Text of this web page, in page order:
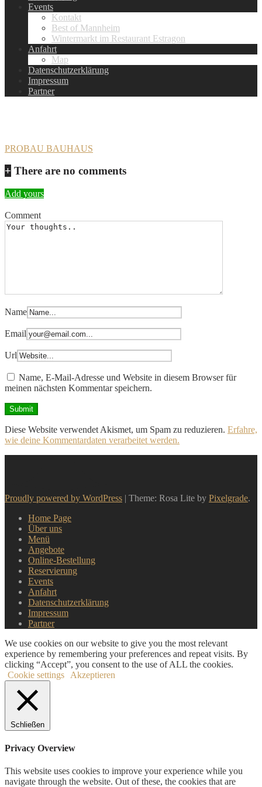
Events
Kontakt
Best of Mannheim
Wintermarkt im Restaurant Estragon
Anfahrt
Map
Datenschutzerklärung
Impressum
Partner
PROBAU BAUHAUS
+ There are no comments
Add yours
Comment
Name
Email
Url
Name, E-Mail-Adresse und Website in diesem Browser für
meinen nächsten Kommentar speichern.
Diese Website verwendet Akismet, um Spam zu reduzieren. Erfahre,
wie deine Kommentardaten verarbeitet werden.
Proudly powered by WordPress | Theme: Rosa Lite by Pixelgrade.
Home Page
Über uns
Menü
Angebote
Online-Bestellung
Reservierung
Events
Anfahrt
Datenschutzerklärung
Impressum
Partner
We use cookies on our website to give you the most relevant
experience by remembering your preferences and repeat visits. By
clicking “Accept”, you consent to the use of ALL the cookies.
Cookie settings
Akzeptieren
Schließen
Privacy Overview
This website uses cookies to improve your experience while you
navigate through the website. Out of these, the cookies that are